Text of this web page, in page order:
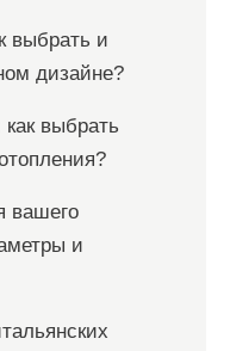
выбрать и
дизайне?
выбрать
вашего
и